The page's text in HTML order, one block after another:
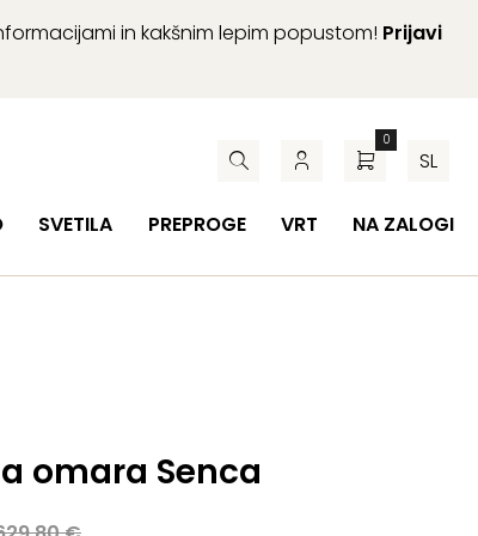
in kakšnim lepim popustom! Prijavi
0
SL
SVETILA PREPROGE VRT NA ZALOGI
omara Senca